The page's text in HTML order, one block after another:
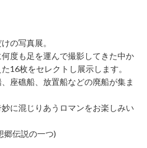
の写真展。
度も足を運んで撮影してきた中か
16枚をセレクトし展示します。
座礁船、放置船などの廃船が集ま
に混じりあうロマンをお楽しみい
郷伝説の一つ)